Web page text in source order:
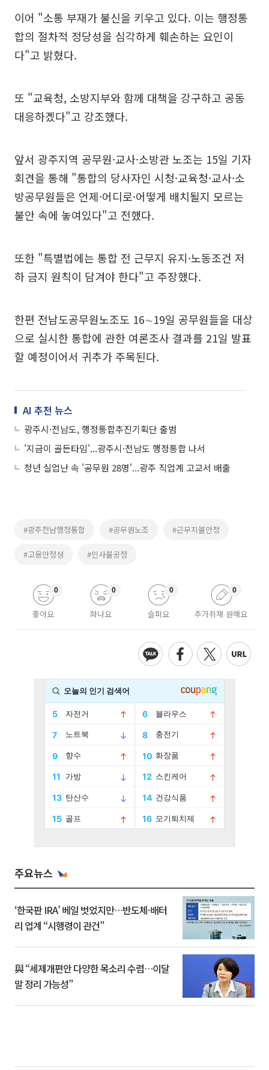
이어 "소통 부재가 불신을 키우고 있다. 이는 행정통
합의 절차적 정당성을 심각하게 훼손하는 요인이
다"고 밝혔다.
또 "교육청, 소방지부와 함께 대책을 강구하고 공동
대응하겠다"고 강조했다.
앞서 광주지역 공무원·교사·소방관 노조는 15일 기자
회견을 통해 "통합의 당사자인 시청·교육청·교사·소
방공무원들은 언제·어디로·어떻게 배치될지 모르는
불안 속에 놓여있다"고 전했다.
또한 "특별법에는 통합 전 근무지 유지·노동조건 저
하 금지 원칙이 담겨야 한다"고 주장했다.
한편 전남도공무원노조도 16∼19일 공무원들을 대상
으로 실시한 통합에 관한 여론조사 결과를 21일 발표
할 예정이어서 귀추가 주목된다.
AI 추천 뉴스
광주시·전남도, 행정통합추진기획단 출범
'지금이 골든타임'...광주시·전남도 행정통합 나서
청년 실업난 속 '공무원 28명'...광주 직업계 고교서 배출
#광주전남행정통합 #공무원노조 #근무지불안정
#고용안정성 #인사불공정
좋아요
0
화나요
0
슬퍼요
0
추가취재 원해요
0
주요뉴스
‘한국판 IRA’ 베일 벗었지만…반도체·배터
리 업계 “시행령이 관건”
與 “세제개편안 다양한 목소리 수렴…이달
말 정리 가능성”